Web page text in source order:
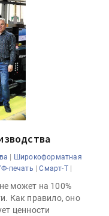
| Широкоформатная
печать |Смарт-Т|
может на 100%
Как правило, оно
ценности